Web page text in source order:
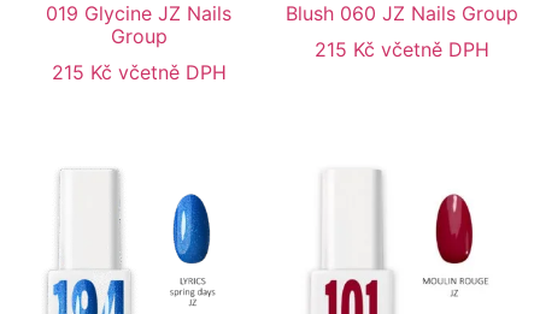
019 Glycine JZ Nails
Group
215 Kč včetně DPH
Blush 060 JZ Nails Group
215 Kč včetně DPH